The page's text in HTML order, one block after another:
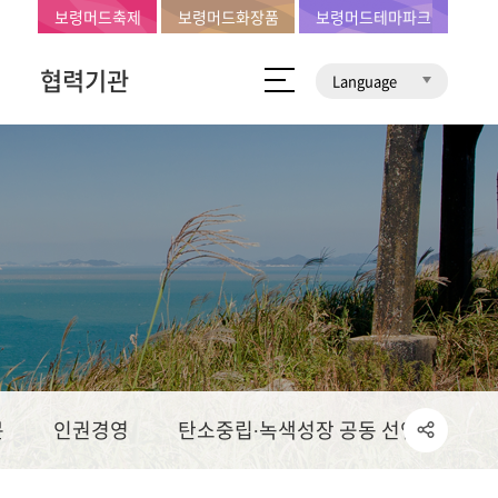
협력기관 Language
보령머드축제 보령머드화장품 보령머드테마파크
인권경영 탄소중립∙녹색성장 공동 선언문